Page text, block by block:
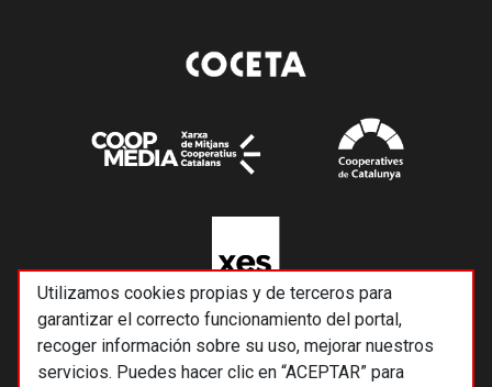
Utilizamos cookies propias y de terceros para
garantizar el correcto funcionamiento del portal,
recoger información sobre su uso, mejorar nuestros
servicios. Puedes hacer clic en “ACEPTAR” para